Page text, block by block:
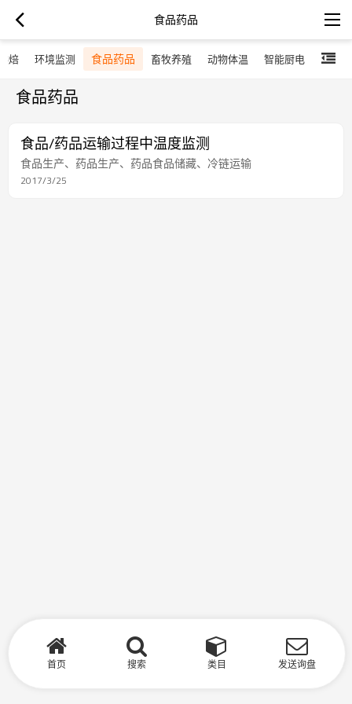
食品药品
焙 环境监测 食品药品 畜牧养殖 动物体温 智能厨电
食品药品
食品/药品运输过程中温度监测
食品生产、药品生产、药品食品储藏、冷链运输
2017/3/25
首页 搜索 类目 发送询盘